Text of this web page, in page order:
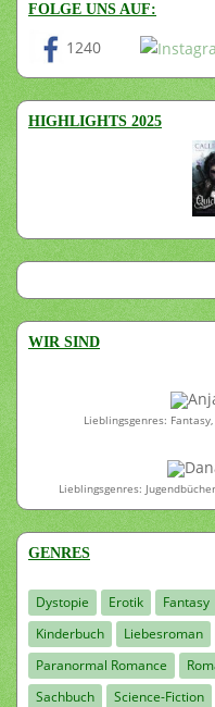
FOLGE UNS AUF:
1240
HIGHLIGHTS 2025
WIR SIND
Lieblingsgenres:
Lieblingsgenres:
GENRES
Dystopie Erotik Fantasy
Kinderbuch
Liebesroman
Paranormal Romance
Sachbuch
Science-Fiction